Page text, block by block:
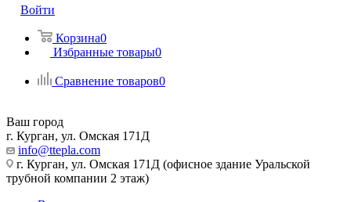
Войти
Корзина0
Избранные товары0
Сравнение товаров0
Ваш город
г. Курган, ул. Омская 171Д
info@ttepla.com
г. Курган, ул. Омская 171Д (офисное здание Уральской
трубной компании 2 этаж)